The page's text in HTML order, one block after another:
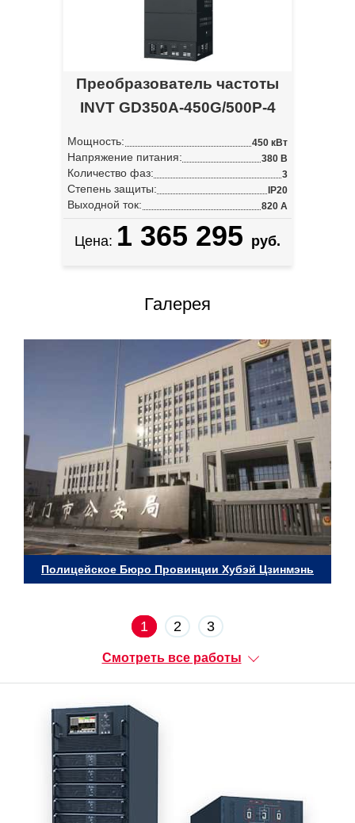
Преобразователь частоты
INVT GD350A-450G/500P-4
Мощность: 450 кВт
Напряжение питания: 380 В
Количество фаз: 3
Степень защиты: IP20
Выходной ток: 820 А
Цена: 1 365 295 руб.
Галерея
Полицейское Бюро Провинции Хубэй Цзинмэнь
1 2 3
Смотреть все работы